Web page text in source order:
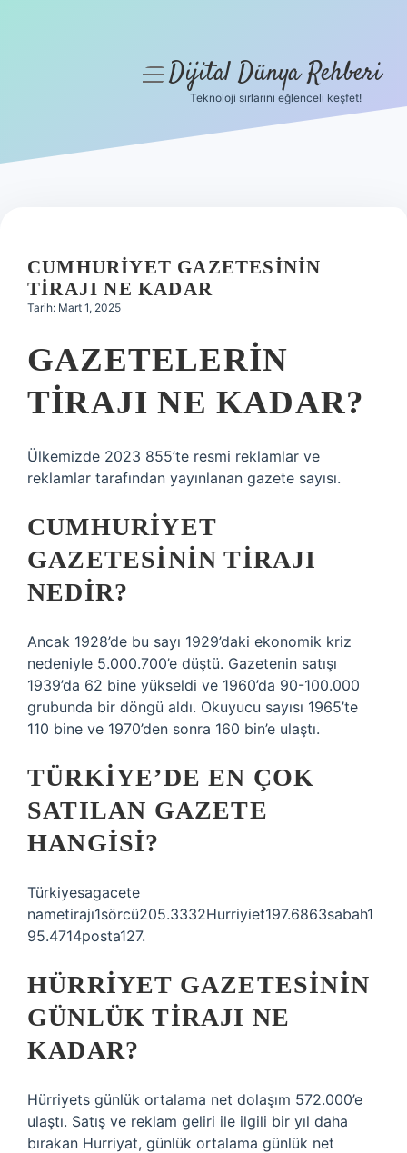
Hakkımızda
menüyüDijital Dünya Rehberi
Teknoloji sırlarını eğlenceli keşfet!
CUMHURIYET GAZETESININ
TIRAJI NE KADAR
Tarih: Mart 1, 2025
GAZETELERIN
TIRAJI NE KADAR?
Ülkemizde 2023 855’te resmi reklamlar ve
reklamlar tarafından yayınlanan gazete sayısı.
CUMHURIYET
GAZETESININ TIRAJI
NEDIR?
Ancak 1928’de bu sayı 1929’daki ekonomik kriz
nedeniyle 5.000.700’e düştü. Gazetenin satışı
1939’da 62 bine yükseldi ve 1960’da 90-100.000
grubunda bir döngü aldı. Okuyucu sayısı 1965’te
110 bine ve 1970’den sonra 160 bin’e ulaştı.
TÜRKIYE’DE EN ÇOK
SATILAN GAZETE
HANGISI?
Türkiyesagacete
nametirajı1sörcü205.3332Hurriyiet197.6863sabah1
95.4714posta127.
HÜRRIYET GAZETESININ
GÜNLÜK TIRAJI NE
KADAR?
Hürriyets günlük ortalama net dolaşım 572.000’e
ulaştı. Satış ve reklam geliri ile ilgili bir yıl daha
bırakan Hurriyat, günlük ortalama günlük net